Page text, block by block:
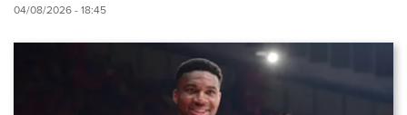
04/08/2026 - 18:45